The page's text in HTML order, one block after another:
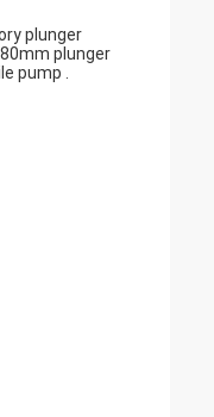
plunger
plunger
pump .